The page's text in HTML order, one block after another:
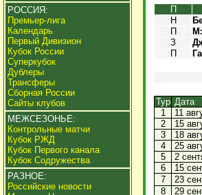
РОССИЯ:
Премьер-лига
Календарь
Первый Дивизион
Кубок России
Суперкубок
Дублеры
Трансферы
Сборная России
Сайты клубов
МЕЖСЕЗОНЬЕ:
Контрольные матчи
Кубок РЖД
Кубок Первого канала
Кубок Содружества
РАЗНОЕ:
Российские новости
П
Н
П
З
П
Тур Дата
1
11
2
15
3
18
4
25
5
2
6
15
7
23
8
29